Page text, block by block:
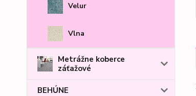
Velur
Vlna
Metrážne koberce
záťažové
BEHÚNE